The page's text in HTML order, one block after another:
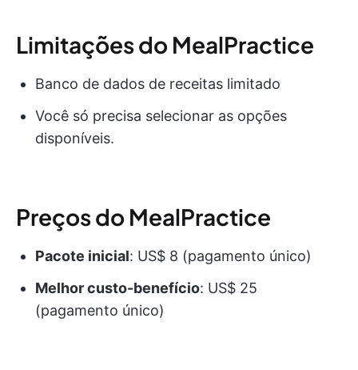
Limitações do MealPractice
Banco de dados de receitas limitado
Você só precisa selecionar as opções
disponíveis.
Preços do MealPractice
Pacote inicial: US$ 8 (pagamento único)
Melhor custo-benefício: US$ 25
(pagamento único)